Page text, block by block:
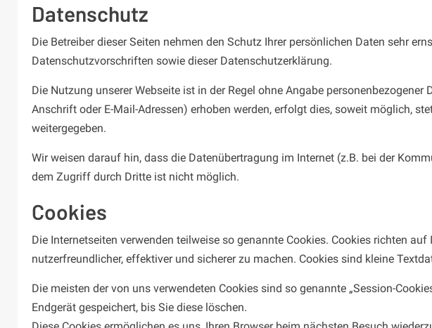
Datenschutz
Die Betreiber dieser Seiten nehmen den Schutz Ihrer persönlichen Daten sehr
Datenschutzvorschriften sowie dieser Datenschutzerklärung.
Die Nutzung unserer Webseite ist in der Regel ohne Angabe
Anschrift oder E-Mail-Adressen) erhoben werden, erfolgt dies, soweit möglich,
weitergegeben.
Wir weisen darauf hin, dass die Datenübertragung im Internet (z.B. bei der
dem Zugriff durch Dritte ist nicht möglich.
Cookies
Die Internetseiten verwenden teilweise so genannte Cookies. Cookies richten
nutzerfreundlicher, effektiver und sicherer zu machen. Cookies sind kleine
Die meisten der von uns verwendeten Cookies sind so genannte „Session-
Endgerät gespeichert, bis Sie diese löschen.